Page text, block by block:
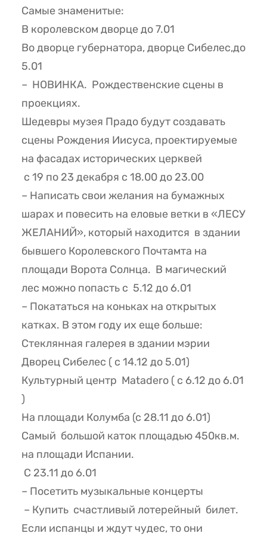
Самые знаменитые:
В королевском дворце до 7.01
Во дворце губернатора, дворце Сибелес,до
5.01
– НОВИНКА. Рождественские сцены в
проекциях.
Шедевры музея Прадо будут создавать
сцены Рождения Иисуса, проектируемые
на фасадах исторических церквей
с 19 по 23 декабря с 18.00 до 23.00
– Написать свои желания на бумажных
шарах и повесить на еловые ветки в «ЛЕСУ
ЖЕЛАНИЙ», который находится в здании
бывшего Королевского Почтамта на
площади Ворота Солнца. В магический
лес можно попасть с 5.12 до 6.01
– Покататься на коньках на открытых
катках. В этом году их еще больше:
Стеклянная галерея в здании мэрии
Дворец Сибелес ( с 14.12 до 5.01)
Культурный центр Matadero ( с 6.12 до 6.01
)
На площади Колумба (с 28.11 до 6.01)
Самый большой каток площадью 450кв.м.
на площади Испании.
С 23.11 до 6.01
– Посетить музыкальные концерты
– Купить счастливый лотерейный билет.
Если испанцы и ждут чудес, то они